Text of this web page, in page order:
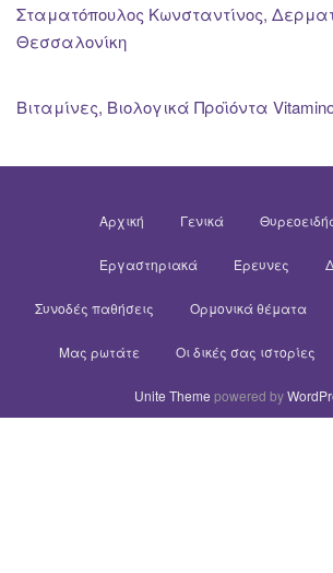
Σταματόπουλος Κωνσταντίνος,
Θεσσαλονίκη
Βιταμίνες, Βιολογικά Προϊόντα
Αρχική Γενικά
Εργαστηριακά Έρευνες
Συνοδές παθήσεις Ορμονικά θέματα
Μας ρωτάτε Οι δικές σας ιστορίες
Unite Theme powered by